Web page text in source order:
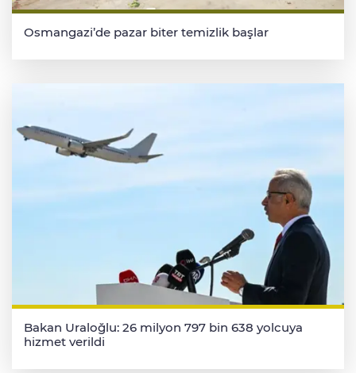
Osmangazi’de pazar biter temizlik başlar
Bakan Uraloğlu: 26 milyon 797 bin 638 yolcuya
hizmet verildi